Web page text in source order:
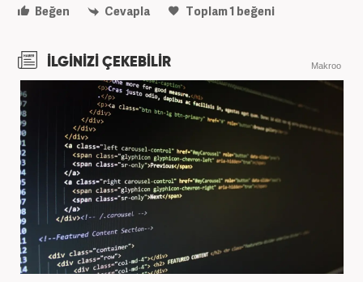
Beğen
Cevapla Toplam1 beğeni
İLGİNİZİ ÇEKEBİLİR Makroo